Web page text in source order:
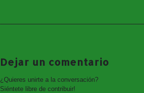
Dejar un comentario
¿Quieres unirte a la conversación?
Siéntete libre de contribuir!